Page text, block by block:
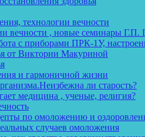
технологии вечности
вечности , новые семинары Г.П.
с приборами ПРК-1У,
от Виктории Макуриной
и гармоничной жизни
ли старость?
медицина , ученые, религия?
по омоложению и
случаев омоложения